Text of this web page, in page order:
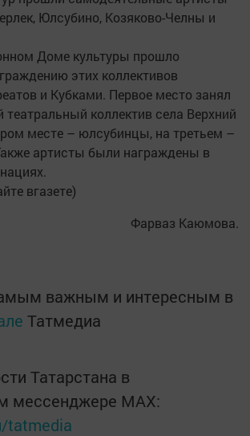
Юлсубино, Козяково-Челны и
Доме культуры прошло
этих коллективов
и Кубками. Первое место занял
коллектив села Верхний
месте – юлсубинцы, на третьем –
артисты были награждены в
вгазете)
Фарваз Каюмова.
важным и интересным в
Татмедиа
Татарстана в
мессенджере MАХ:
tatmedia